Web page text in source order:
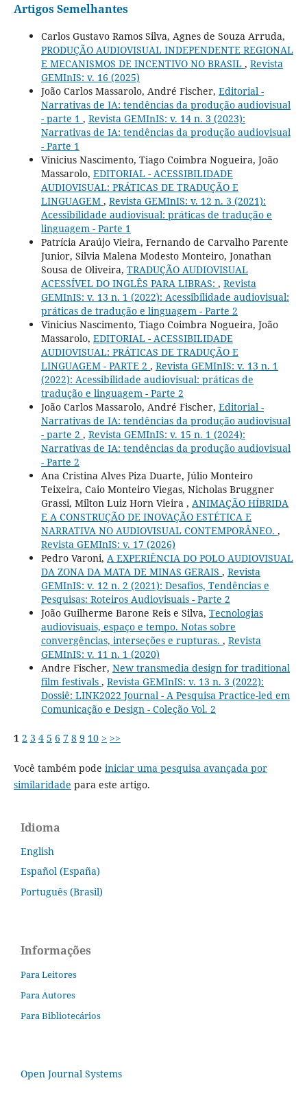
Artigos Semelhantes
Carlos Gustavo Ramos Silva, Agnes de Souza Arruda,
PRODUÇÃO AUDIOVISUAL INDEPENDENTE REGIONAL
E MECANISMOS DE INCENTIVO NO BRASIL , Revista
GEMInIS: v. 16 (2025)
João Carlos Massarolo, André Fischer, Editorial -
Narrativas de IA: tendências da produção audiovisual
- parte 1 , Revista GEMInIS: v. 14 n. 3 (2023):
Narrativas de IA: tendências da produção audiovisual
- Parte 1
Vinicius Nascimento, Tiago Coimbra Nogueira, João
Massarolo, EDITORIAL - ACESSIBILIDADE
AUDIOVISUAL: PRÁTICAS DE TRADUÇÃO E
LINGUAGEM , Revista GEMInIS: v. 12 n. 3 (2021):
Acessibilidade audiovisual: práticas de tradução e
linguagem - Parte 1
Patrícia Araújo Vieira, Fernando de Carvalho Parente
Junior, Silvia Malena Modesto Monteiro, Jonathan
Sousa de Oliveira, TRADUÇÃO AUDIOVISUAL
ACESSÍVEL DO INGLÊS PARA LIBRAS: , Revista
GEMInIS: v. 13 n. 1 (2022): Acessibilidade audiovisual:
práticas de tradução e linguagem - Parte 2
Vinicius Nascimento, Tiago Coimbra Nogueira, João
Massarolo, EDITORIAL - ACESSIBILIDADE
AUDIOVISUAL: PRÁTICAS DE TRADUÇÃO E
LINGUAGEM - PARTE 2 , Revista GEMInIS: v. 13 n. 1
(2022): Acessibilidade audiovisual: práticas de
tradução e linguagem - Parte 2
João Carlos Massarolo, André Fischer, Editorial -
Narrativas de IA: tendências da produção audiovisual
- parte 2 , Revista GEMInIS: v. 15 n. 1 (2024):
Narrativas de IA: tendências da produção audiovisual
- Parte 2
Ana Cristina Alves Piza Duarte, Júlio Monteiro
Teixeira, Caio Monteiro Viegas, Nicholas Bruggner
Grassi, Milton Luiz Horn Vieira , ANIMAÇÃO HÍBRIDA
E A CONSTRUÇÃO DE INOVAÇÃO ESTÉTICA E
NARRATIVA NO AUDIOVISUAL CONTEMPORÂNEO. ,
Revista GEMInIS: v. 17 (2026)
Pedro Varoni, A EXPERIÊNCIA DO POLO AUDIOVISUAL
DA ZONA DA MATA DE MINAS GERAIS , Revista
GEMInIS: v. 12 n. 2 (2021): Desafios, Tendências e
Pesquisas: Roteiros Audiovisuais - Parte 2
João Guilherme Barone Reis e Silva, Tecnologias
audiovisuais, espaço e tempo. Notas sobre
convergências, interseções e rupturas. , Revista
GEMInIS: v. 11 n. 1 (2020)
Andre Fischer, New transmedia design for traditional
film festivals , Revista GEMInIS: v. 13 n. 3 (2022):
Dossiê: LINK2022 Journal - A Pesquisa Practice-led em
Comunicação e Design - Coleção Vol. 2
1 2 3 4 5 6 7 8 9 10 > >>
Você também pode iniciar uma pesquisa avançada por
similaridade para este artigo.
Idioma
English
Español (España)
Português (Brasil)
Informações
Para Leitores
Para Autores
Para Bibliotecários
Open Journal Systems